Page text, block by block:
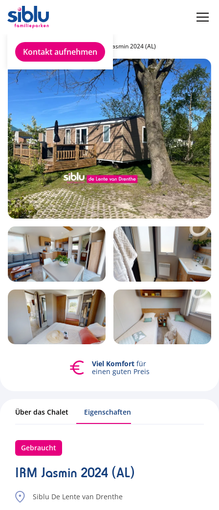
Kontakt aufnehmen
IRM Jasmin 2024 (AL)
4 2 2 38.4m2
Alle Fotos ansehen
Viel Komfortfür
einen guten Preis
Über das Chalet Eigenschaften
Gebraucht
IRM Jasmin 2024 (AL)
Siblu De Lente van Drenthe